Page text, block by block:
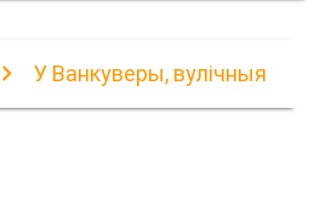
У Ванкуверы, вулічныя